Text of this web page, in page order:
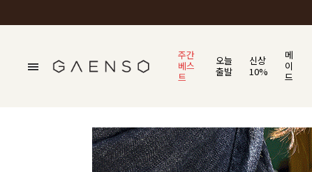
주간
베스
트
오늘
출발
신상
10%
메
이
드